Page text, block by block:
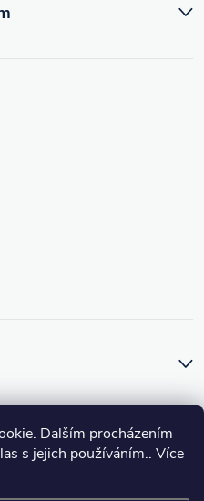
Dalším procházením
s jejich používáním.. Více
golfovému vybavení rozumí.